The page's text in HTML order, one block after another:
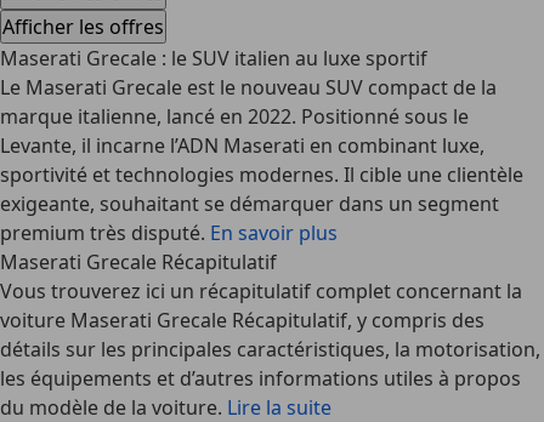
Afficher les offres
Maserati Grecale : le SUV italien au luxe sportif
Le Maserati Grecale est le nouveau SUV compact de la
marque italienne, lancé en 2022. Positionné sous le
Levante, il incarne l’ADN Maserati en combinant luxe,
sportivité et technologies modernes. Il cible une clientèle
exigeante, souhaitant se démarquer dans un segment
premium très disputé. En savoir plus
Maserati Grecale Récapitulatif
Vous trouverez ici un récapitulatif complet concernant la
voiture Maserati Grecale Récapitulatif, y compris des
détails sur les principales caractéristiques, la motorisation,
les équipements et d’autres informations utiles à propos
du modèle de la voiture. Lire la suite